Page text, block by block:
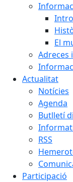
El
Adreces
Actualitat
Notícies
Agenda
Butlletí
RSS
Participació